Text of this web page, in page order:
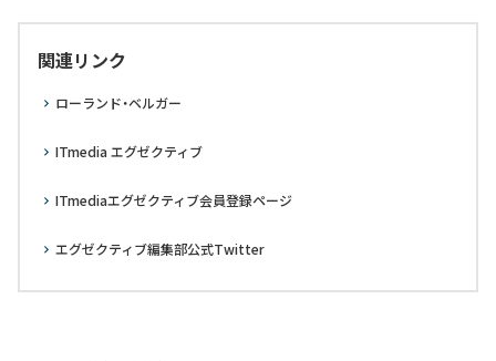
関連リンク
ローランド・ベルガー
ITmedia エグゼクティブ
ITmediaエグゼクティブ会員登録ページ
エグゼクティブ編集部公式Twitter